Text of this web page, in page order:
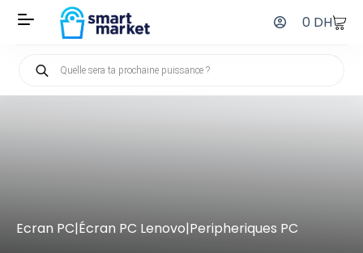
0 DH
Ecran PC|Écran PC Lenovo|Peripheriques PC